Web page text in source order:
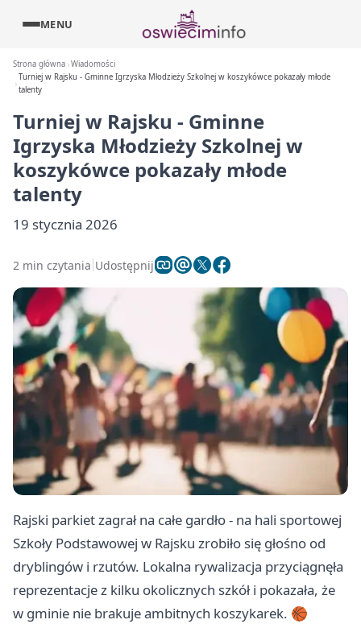
MENU
Strona główna Wiadomości
Turniej w Rajsku - Gminne Igrzyska Młodzieży Szkolnej w koszykówce pokazały młode
talenty
Turniej w Rajsku - Gminne
Igrzyska Młodzieży Szkolnej w
koszykówce pokazały młode
talenty
19 stycznia 2026
2 min czytania Udostępnij
Rajski parkiet zagrał na całe gardło - na hali sportowej
Szkoły Podstawowej w Rajsku zrobiło się głośno od
dryblingów i rzutów. Lokalna rywalizacja przyciągnęła
reprezentacje z kilku okolicznych szkół i pokazała, że
w gminie nie brakuje ambitnych koszykarek. 🏀